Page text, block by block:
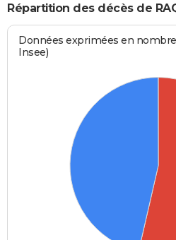
Répartition des décès de
Données exprimées en nombre
Insee)